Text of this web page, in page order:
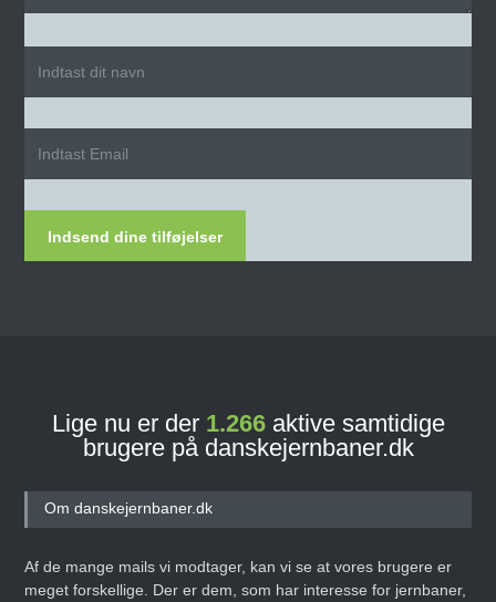
Indsend dine tilføjelser
Lige nu er der 1.266aktive samtidige
brugere på danskejernbaner.dk
Om danskejernbaner.dk
Af de mange mails vi modtager, kan vi se at vores brugere er
meget forskellige. Der er dem, som har interesse for jernbaner,